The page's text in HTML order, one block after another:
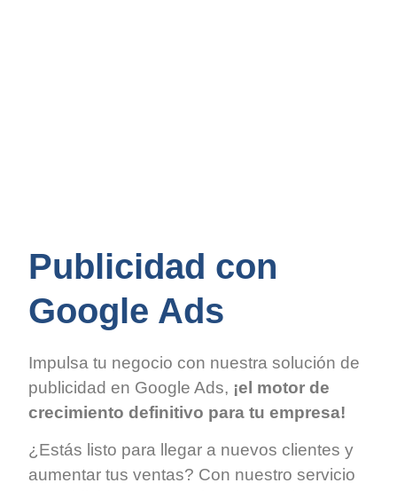
Publicidad con
Google Ads
Impulsa tu negocio con nuestra solución de
publicidad en Google Ads, ¡el motor de
crecimiento definitivo para tu empresa!
¿Estás listo para llegar a nuevos clientes y
aumentar tus ventas? Con nuestro servicio